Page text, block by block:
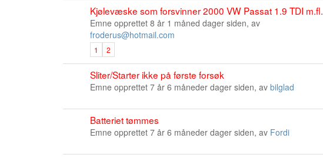
Kjølevæske som forsvinner 2000 VW Passat 1.9 TDI m.fl.
Emne opprettet 8 år 1 måned dager siden, av
froderus@hotmail.com
1 2
Sliter/Starter ikke på første forsøk
Emne opprettet 7 år 6 måneder dager siden, av bilglad
Batteriet tømmes
Emne opprettet 7 år 6 måneder dager siden, av Fordi